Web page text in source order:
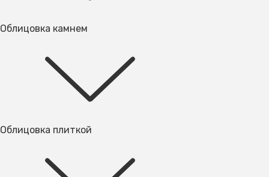
Облицовка камнем
Облицовка плиткой